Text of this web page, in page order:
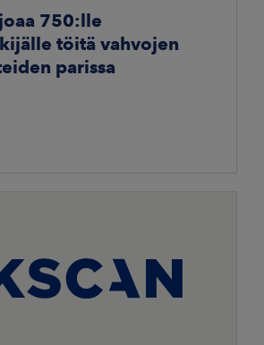
750:lle
töitä vahvojen
parissa